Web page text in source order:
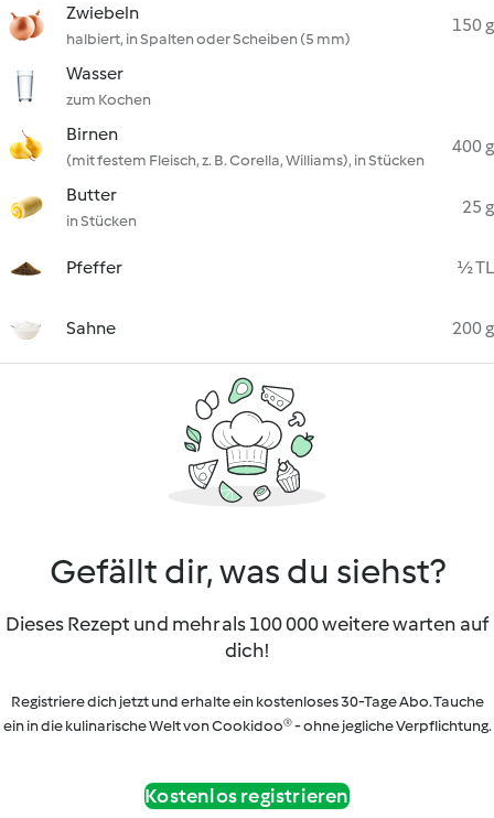
Zwiebeln
halbiert, in Spalten oder Scheiben (5 mm)
150 g
Wasser
zum Kochen
Birnen
(mit festem Fleisch, z. B. Corella, Williams), in Stücken
400 g
Butter
in Stücken
25 g
Pfeffer ½ TL
Sahne 200 g
Gefällt dir, was du siehst?
Dieses Rezept und mehr als 100 000 weitere warten auf
dich!
Registriere dich jetzt und erhalte ein kostenloses 30-Tage Abo. Tauche
ein in die kulinarische Welt von Cookidoo® - ohne jegliche Verpflichtung.
Kostenlos registrieren